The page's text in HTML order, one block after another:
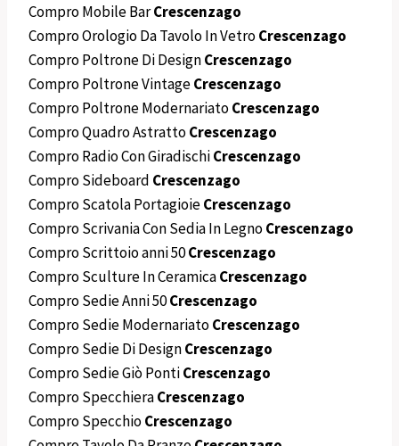
Compro Mobile BarCrescenzago
Compro Orologio Da Tavolo In VetroCrescenzago
Compro Poltrone Di DesignCrescenzago
Compro Poltrone VintageCrescenzago
Compro Poltrone ModernariatoCrescenzago
Compro Quadro AstrattoCrescenzago
Compro Radio Con GiradischiCrescenzago
Compro Sideboard Crescenzago
Compro Scatola PortagioieCrescenzago
Compro Scrivania Con Sedia In LegnoCrescenzago
Compro Scrittoio anni 50Crescenzago
Compro Sculture In CeramicaCrescenzago
Compro Sedie Anni 50Crescenzago
Compro Sedie ModernariatoCrescenzago
Compro Sedie Di DesignCrescenzago
Compro Sedie Giò PontiCrescenzago
Compro SpecchieraCrescenzago
Compro SpecchioCrescenzago